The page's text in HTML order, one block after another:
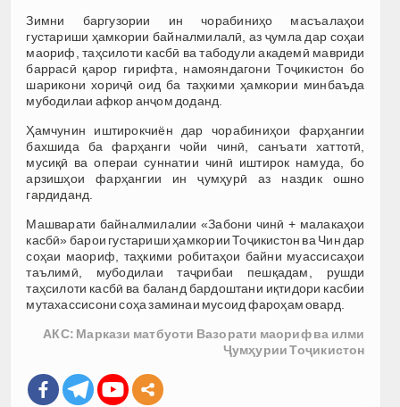
Зимни баргузории ин чорабиниҳо масъалаҳои
густариши ҳамкории байналмилалӣ, аз ҷумла дар соҳаи
маориф, таҳсилоти касбӣ ва табодули академӣ мавриди
баррасӣ қарор гирифта, намояндагони Тоҷикистон бо
шарикони хориҷӣ оид ба таҳкими ҳамкории минбаъда
мубодилаи афкор анҷом доданд.
Ҳамчунин иштирокчиён дар чорабиниҳои фарҳангии
бахшида ба фарҳанги чойи чинӣ, санъати хаттотӣ,
мусиқӣ ва операи суннатии чинӣ иштирок намуда, бо
арзишҳои фарҳангии ин ҷумҳурӣ аз наздик ошно
гардиданд.
Машварати байналмилалии «Забони чинӣ + малакаҳои
касбӣ» барои густариши ҳамкории Тоҷикистон ва Чин дар
соҳаи маориф, таҳкими робитаҳои байни муассисаҳои
таълимӣ, мубодилаи таҷрибаи пешқадам, рушди
таҳсилоти касбӣ ва баланд бардоштани иқтидори касбии
мутахассисони соҳа заминаи мусоид фароҳам овард.
АКС: Маркази матбуоти Вазорати маориф ва илми
Ҷумҳурии Тоҷикистон